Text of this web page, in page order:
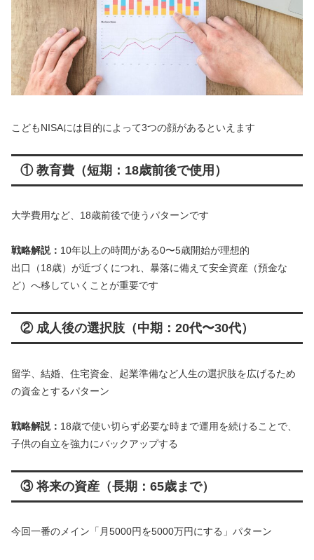
こどもNISAには目的によって3つの顔があるといえます
① 教育費（短期：18歳前後で使用）
大学費用など、18歳前後で使うパターンです
戦略解説： 10年以上の時間がある0〜5歳開始が理想的
出口（18歳）が近づくにつれ、暴落に備えて安全資産（預金な
ど）へ移していくことが重要です
② 成人後の選択肢（中期：20代〜30代）
留学、結婚、住宅資金、起業準備など人生の選択肢を広げるため
の資金とするパターン
戦略解説： 18歳で使い切らず必要な時まで運用を続けることで、
子供の自立を強力にバックアップする
③ 将来の資産（長期：65歳まで）
今回一番のメイン「月5000円を5000万円にする」パターン